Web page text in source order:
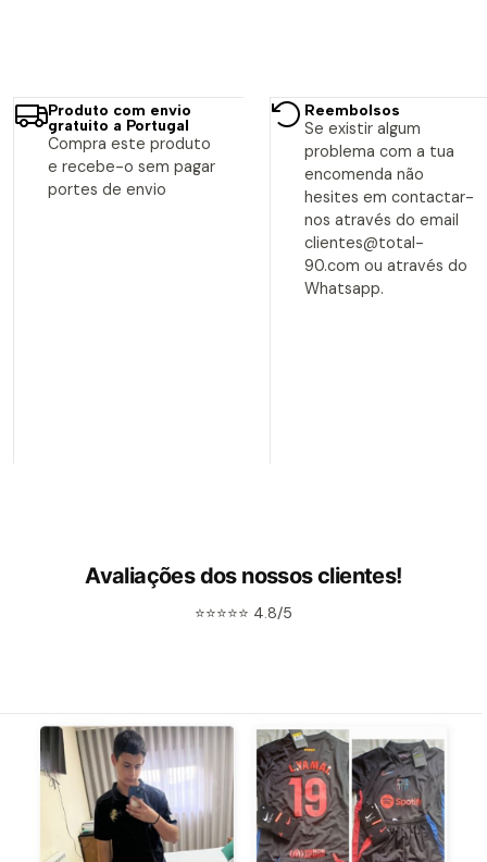
Produto com envio
gratuito a Portugal
Compra este produto
e recebe-o sem pagar
portes de envio
Reembolsos
Se existir algum
problema com a tua
encomenda não
hesites em contactar-
nos através do email
clientes@total-
90.com ou através do
Whatsapp.
Avaliações dos nossos clientes!
⭐⭐⭐⭐⭐ 4.8/5